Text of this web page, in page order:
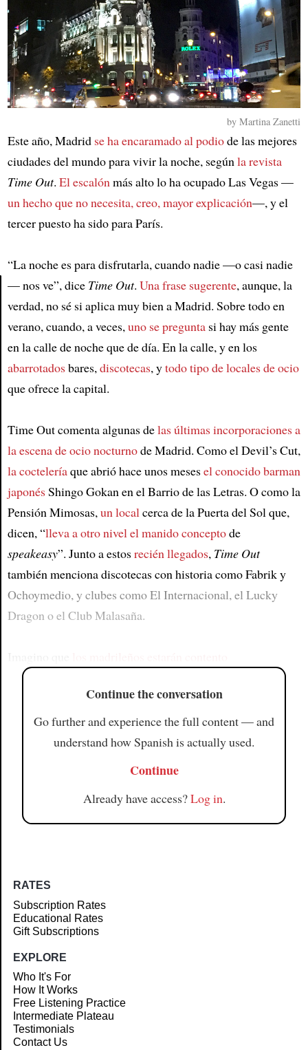
Article
by Martina Zanetti
Este año, Madrid se ha encaramado al podiode las mejores
ciudades del mundo para vivir la noche, segúnla revista
Time Out. El escalónmás alto lo ha ocupado Las Vegas —
un hecho que no necesita, creo, mayor explicación—, y el
tercer puesto ha sido para París.
“La noche es para disfrutarla, cuando nadie —o casi nadie
— nos ve”, dice Time Out. Una frase sugerente, aunque, la
verdad, no sé si aplica muy bien a Madrid. Sobre todo en
verano, cuando, a veces,uno se preguntasi hay más gente
en la calle de noche que de día. En la calle, y en los
abarrotadosbares,discotecas, ytodo tipo de locales de ocio
que ofrece la capital.
Time Out comenta algunas delas últimas incorporaciones a
la escena de ocio nocturnode Madrid. Como el Devil’s Cut,
la cocteleríaque abrió hace unos mesesel conocido barman
japonésShingo Gokan en el Barrio de las Letras. O como la
Pensión Mimosas,un localcerca de la Puerta del Sol que,
dicen, “lleva a otro nivel el manido conceptode
speakeasy”. Junto a estosrecién llegados, Time Out
también menciona discotecas con historia como Fabrik y
Ochoymedio, y clubes como El Internacional, el Lucky
Dragon o el Club Malasaña.
Continue the conversation
Go further and experience the full content — and
understand how Spanish is actually used.
Continue
Already have access?Log in.
RATES
Subscription Rates
Educational Rates
Gift Subscriptions
EXPLORE
Who It's For
How It Works
Free Listening Practice
Intermediate Plateau
Testimonials
Contact Us